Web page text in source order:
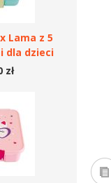
Lama z 5
dla dzieci
zł